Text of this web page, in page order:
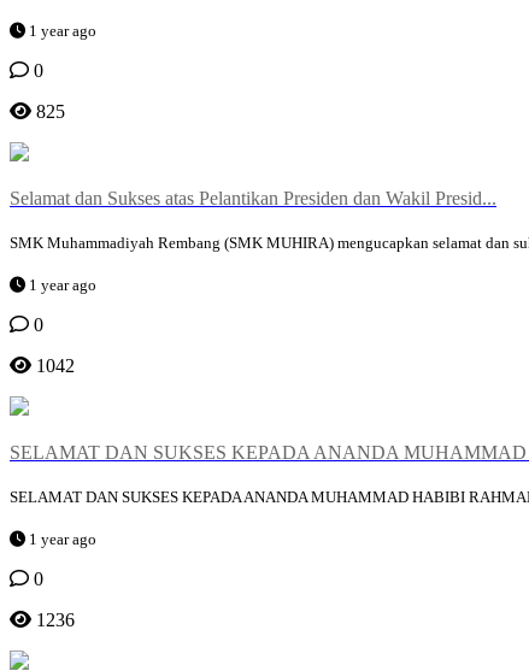
1 year ago
0
825
Selamat dan Sukses atas Pelantikan Presiden dan Wakil Presid...
SMK Muhammadiyah Rembang (SMK MUHIRA) mengucapkan selamat dan
1 year ago
0
1042
SELAMAT DAN SUKSES KEPADA ANANDA
SELAMAT DAN SUKSES KEPADA ANANDA MUHAMMAD HABIBI
1 year ago
0
1236